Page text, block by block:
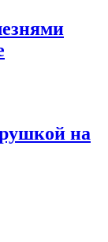
на